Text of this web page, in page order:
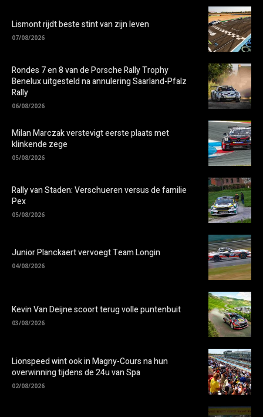
Lismont rijdt beste stint van zijn leven
07/08/2026
Rondes 7 en 8 van de Porsche Rally Trophy
Benelux uitgesteld na annulering Saarland-Pfalz
Rally
06/08/2026
Milan Marczak verstevigt eerste plaats met
klinkende zege
05/08/2026
Rally van Staden: Verschueren versus de familie
Pex
05/08/2026
Junior Planckaert vervoegt Team Longin
04/08/2026
Kevin Van Deijne scoort terug volle puntenbuit
03/08/2026
Lionspeed wint ook in Magny-Cours na hun
overwinning tijdens de 24u van Spa
02/08/2026